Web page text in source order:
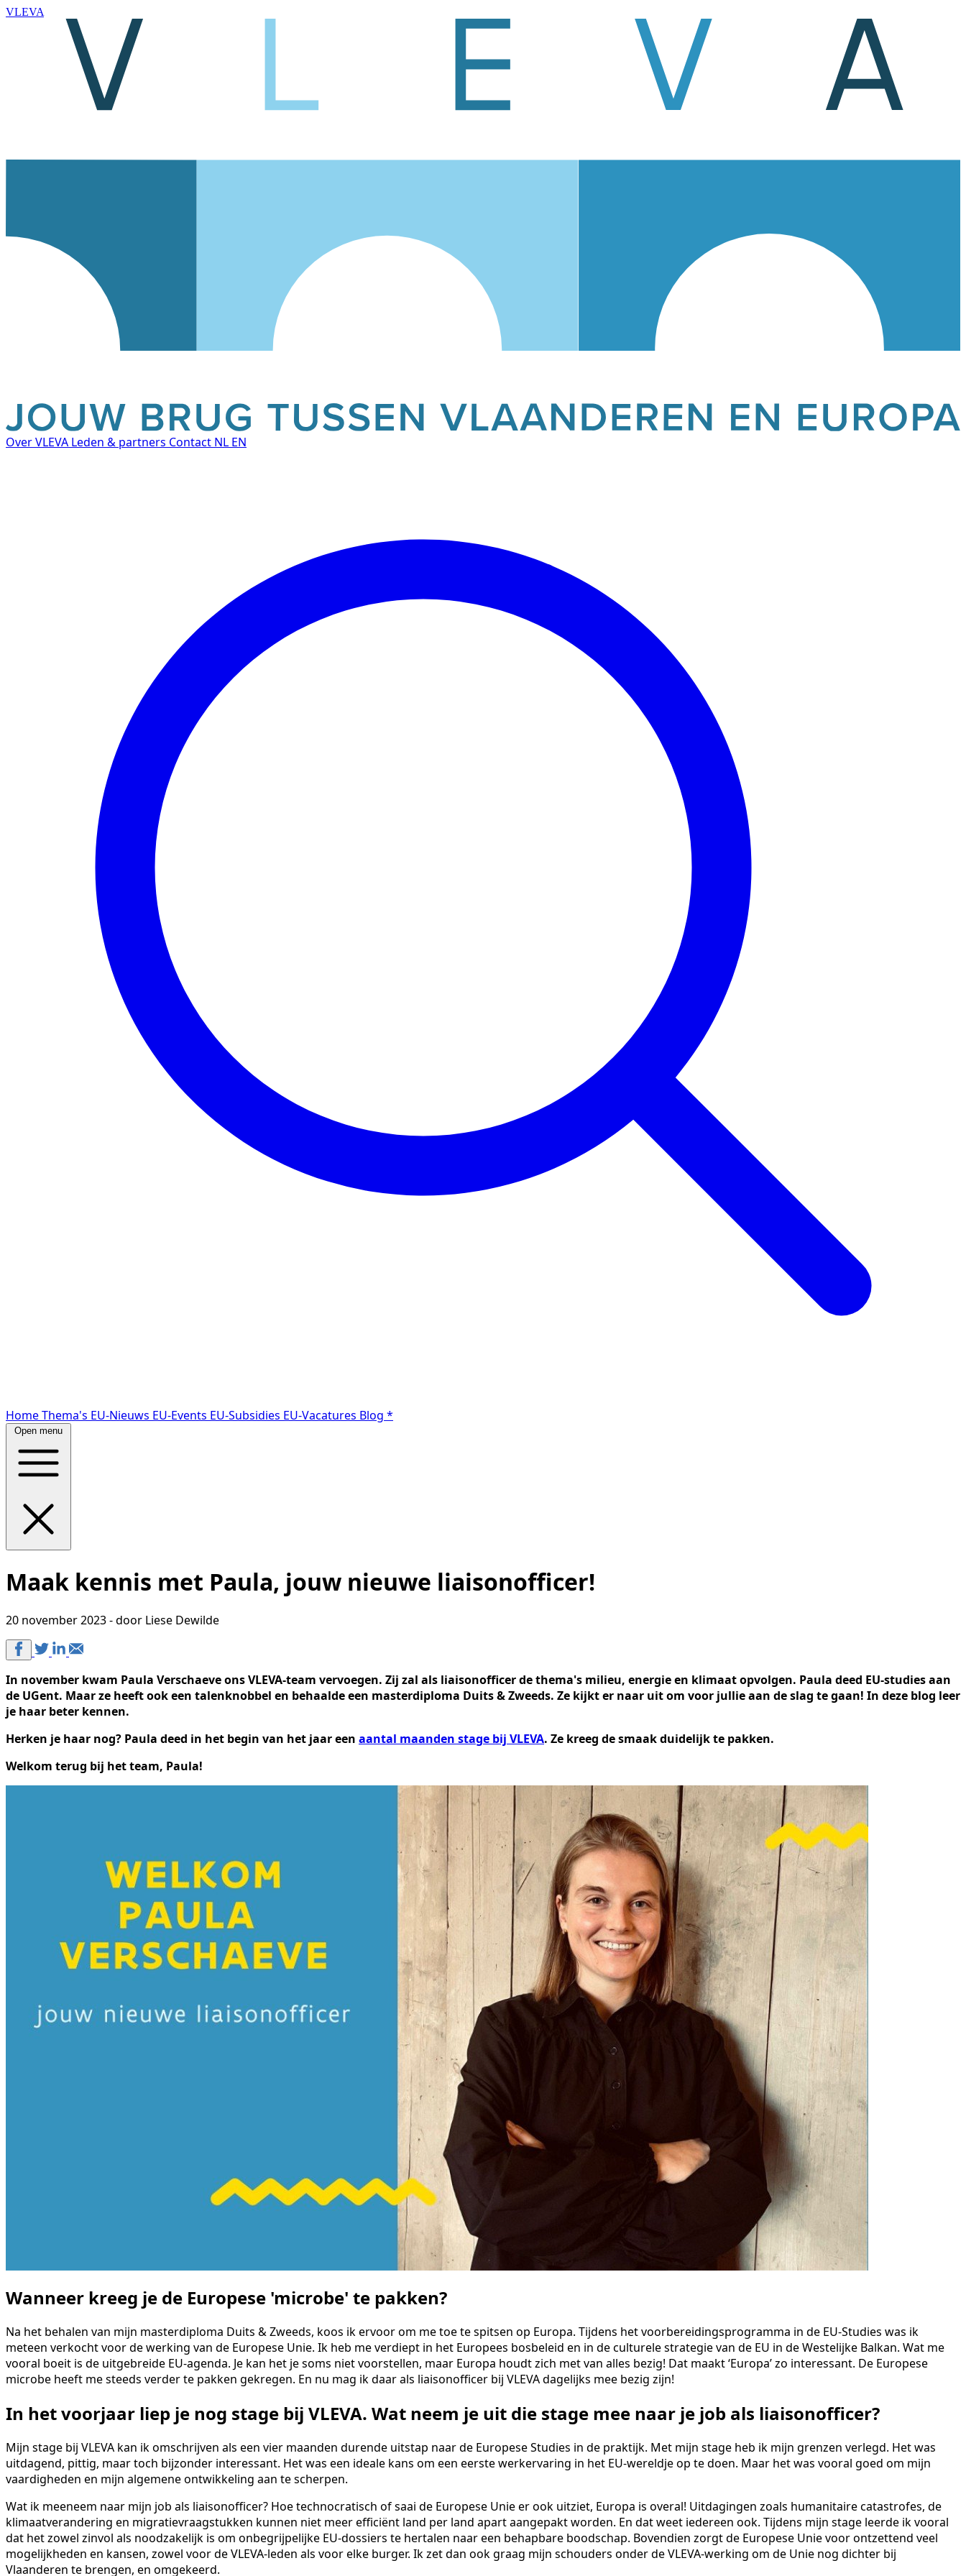
VLEVA
Over VLEVA Leden & partners Contact NL EN
HomeThema's EU-Nieuws EU-Events EU-Subsidies EU-Vacatures Blog *
Open menu
Maak kennis met Paula, jouw nieuwe liaisonofficer!
20 november 2023 - door Liese Dewilde
In november kwam Paula Verschaeve ons VLEVA-team vervoegen. Zij zal als liaisonofficer de thema's milieu, energie en klimaat opvolgen. Paula deed EU-studies aan
de UGent. Maar ze heeft ook een talenknobbel en behaalde een masterdiploma Duits & Zweeds. Ze kijkt er naar uit om voor jullie aan de slag te gaan! In deze blog leer
je haar beter kennen.
Herken je haar nog? Paula deed in het begin van het jaar een aantal maanden stage bij VLEVA. Ze kreeg de smaak duidelijk te pakken.
Welkom terug bij het team, Paula!
Wanneer kreeg je de Europese 'microbe' te pakken?
Na het behalen van mijn masterdiploma Duits & Zweeds, koos ik ervoor om me toe te spitsen op Europa. Tijdens het voorbereidingsprogramma in de EU-Studies was ik
meteen verkocht voor de werking van de Europese Unie. Ik heb me verdiept in het Europees bosbeleid en in de culturele strategie van de EU in de Westelijke Balkan. Wat me
vooral boeit is de uitgebreide EU-agenda. Je kan het je soms niet voorstellen, maar Europa houdt zich met van alles bezig! Dat maakt ‘Europa’ zo interessant. De Europese
microbe heeft me steeds verder te pakken gekregen. En nu mag ik daar als liaisonofficer bij VLEVA dagelijks mee bezig zijn!
In het voorjaar liep je nog stage bij VLEVA. Wat neem je uit die stage mee naar je job als liaisonofficer?
Mijn stage bij VLEVA kan ik omschrijven als een vier maanden durende uitstap naar de Europese Studies in de praktijk. Met mijn stage heb ik mijn grenzen verlegd. Het was
uitdagend, pittig, maar toch bijzonder interessant. Het was een ideale kans om een eerste werkervaring in het EU-wereldje op te doen. Maar het was vooral goed om mijn
vaardigheden en mijn algemene ontwikkeling aan te scherpen.
Wat ik meeneem naar mijn job als liaisonofficer? Hoe technocratisch of saai de Europese Unie er ook uitziet, Europa is overal! Uitdagingen zoals humanitaire catastrofes, de
klimaatverandering en migratievraagstukken kunnen niet meer efficiënt land per land apart aangepakt worden. En dat weet iedereen ook. Tijdens mijn stage leerde ik vooral
dat het zowel zinvol als noodzakelijk is om onbegrijpelijke EU-dossiers te hertalen naar een behapbare boodschap. Bovendien zorgt de Europese Unie voor ontzettend veel
mogelijkheden en kansen, zowel voor de VLEVA-leden als voor elke burger. Ik zet dan ook graag mijn schouders onder de VLEVA-werking om de Unie nog dichter bij
Vlaanderen te brengen, en omgekeerd.